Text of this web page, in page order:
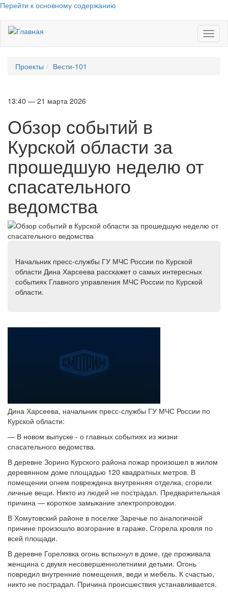
Перейти к основному содержанию
Проекты Вести-101
13:40 — 21 марта 2026
Обзор событий в
Курской области за
прошедшую неделю от
спасательного
ведомства
Начальник пресс-службы ГУ МЧС России по Курской
области Дина Харсеева расскажет о самых интересных
событиях Главного управления МЧС России по Курской
области.
Дина Харсеева, начальник пресс-службы ГУ МЧС России по
Курской области:
— В новом выпуске - о главных событиях из жизни
спасательного ведомства.
В деревне Зорино Курского района пожар произошел в жилом
деревянном доме площадью 120 квадратных метров. В
помещении огнем повреждена внутренняя отделка, сгорели
личные вещи. Никто из людей не пострадал. Предварительная
причина — короткое замыкание электропроводки.
В Хомутовский районе в поселке Заречье по аналогичной
причине произошло возгорание в гараже. Сгорела кровля по
всей площади.
В деревне Гореловка огонь вспыхнул в доме, где проживала
женщина с двумя несовершеннолетними детьми. Огонь
повредил внутренние помещения, веди и мебель. К счастью,
никто не пострадал. Причина происшествия устанавливается.